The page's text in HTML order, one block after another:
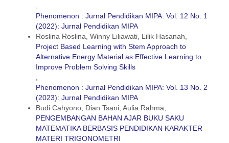
Phenomenon : Jurnal Pendidikan MIPA: Vol. 12 No. 1
(2022): Jurnal Pendidikan MIPA
Roslina Roslina, Winny Liliawati, Lilik Hasanah,
Project Based Learning with Stem Approach to
Alternative Energy Material as Effective Learning to
Improve Problem Solving Skills
Phenomenon : Jurnal Pendidikan MIPA: Vol. 13 No. 2
(2023): Jurnal Pendidikan MIPA
Budi Cahyono, Dian Tsani, Aulia Rahma,
PENGEMBANGAN BAHAN AJAR BUKU SAKU
MATEMATIKA BERBASIS PENDIDIKAN KARAKTER
MATERI TRIGONOMETRI